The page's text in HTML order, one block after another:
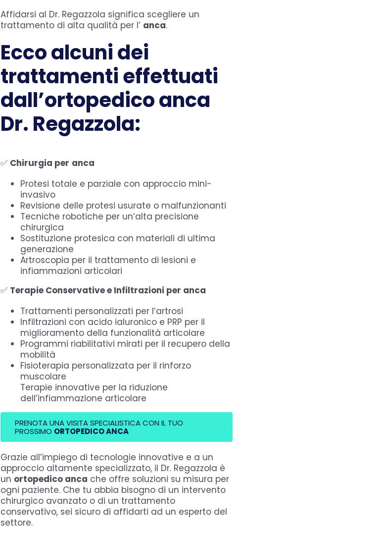
Affidarsi al Dr. Regazzola significa scegliere un
trattamento di alta qualità per l’ anca.
Ecco alcuni dei
trattamenti effettuati
dall’ortopedico anca
Dr. Regazzola:
✅ Chirurgia per anca
Protesi totale e parziale con approccio mini-
invasivo
Revisione delle protesi usurate o malfunzionanti
Tecniche robotiche per un’alta precisione
chirurgica
Sostituzione protesica con materiali di ultima
generazione
Artroscopia per il trattamento di lesioni e
infiammazioni articolari
✅ Terapie Conservative e Infiltrazioni per anca
Trattamenti personalizzati per l’artrosi
Infiltrazioni con acido ialuronico e PRP per il
miglioramento della funzionalità articolare
Programmi riabilitativi mirati per il recupero della
mobilità
Fisioterapia personalizzata per il rinforzo
muscolare
Terapie innovative per la riduzione
dell’infiammazione articolare
PRENOTA UNA VISITA SPECIALISTICA CON IL TUO
PROSSIMO ORTOPEDICO ANCA
Grazie all’impiego di tecnologie innovative e a un
approccio altamente specializzato, il Dr. Regazzola è
un ortopedico anca che offre soluzioni su misura per
ogni paziente. Che tu abbia bisogno di un intervento
chirurgico avanzato o di un trattamento
conservativo, sei sicuro di affidarti ad un esperto del
settore.